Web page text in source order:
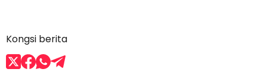
Kongsi berita